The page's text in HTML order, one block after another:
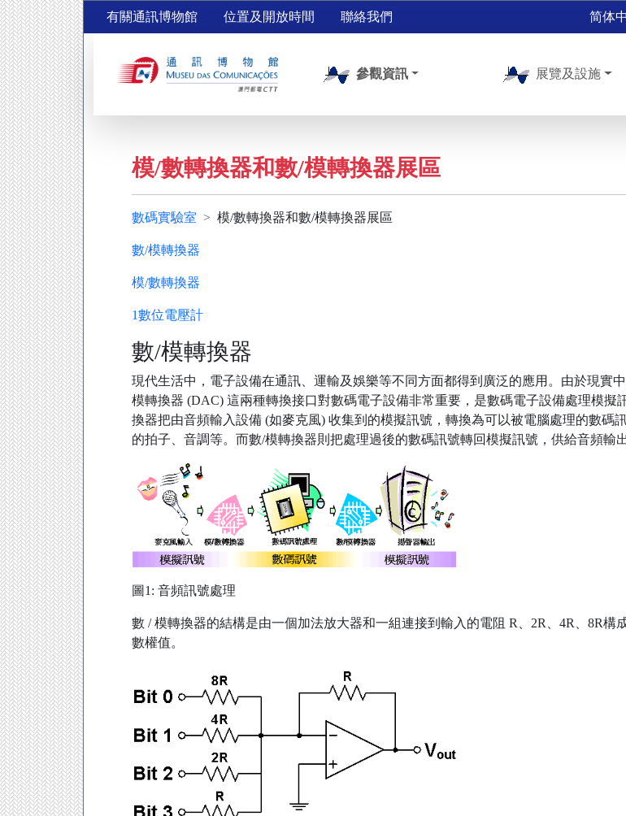
有關通訊博物館 位置及開放時間 聯絡我們 简体
參觀資訊 展覽及設施
模/數轉換器和數/模轉換器展區
數碼實驗室 模/數轉換器和數/模轉換器展區
數/模轉換器
模/數轉換器
1數位電壓計
數/模轉換器
現代生活中，電子設備在通訊、運輸及娛樂等不同方面都得到廣泛的應用。由於現實
模轉換器 (DAC) 這兩種轉換接口對數碼電子設備非常重要，是數碼電子設備處理模
換器把由音頻輸入設備 (如麥克風) 收集到的模擬訊號，轉換為可以被電腦處理的數碼
的拍子、音調等。而數/模轉換器則把處理過後的數碼訊號轉回模擬訊號，供給音頻輸
圖1: 音頻訊號處理
數 / 模轉換器的結構是由一個加法放大器和一組連接到輸入的電阻 R、2R、4R、8R
數權值。